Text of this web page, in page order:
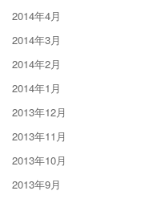
2014年4月
2014年3月
2014年2月
2014年1月
2013年12月
2013年11月
2013年10月
2013年9月